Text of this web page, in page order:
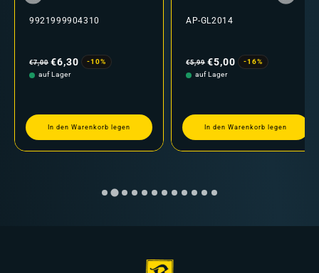
9921999904310
Preis
€7,00 €6,30
-10%
auf Lager
In den Warenkorb legen
AP-GL2014
Preis
€5,99 €5,00
-16%
auf Lager
In den Warenkorb legen